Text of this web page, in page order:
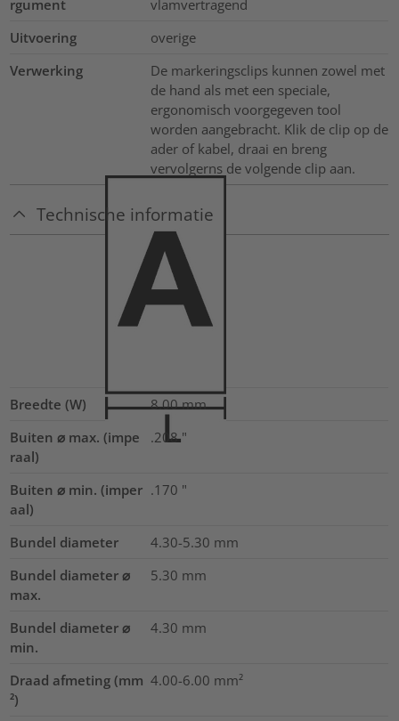
rgument
vlamvertragend
Uitvoering
overige
Verwerking
De markeringsclips kunnen zowel met
de hand als met een speciale,
ergonomisch voorgegeven tool
worden aangebracht. Klik de clip op de
ader of kabel, draai en breng
vervolgerns de volgende clip aan.
Technische informatie
Breedte (W) 8.00 mm
Buiten ⌀ max. (impe
raal)
.208 "
Buiten ⌀ min. (imper
aal)
.170 "
Bundel diameter 4.30-5.30 mm
Bundel diameter ⌀
max.
5.30 mm
Bundel diameter ⌀
min.
4.30 mm
Draad afmeting (mm
²)
4.00-6.00 mm²